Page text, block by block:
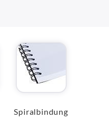
Spiralbindung